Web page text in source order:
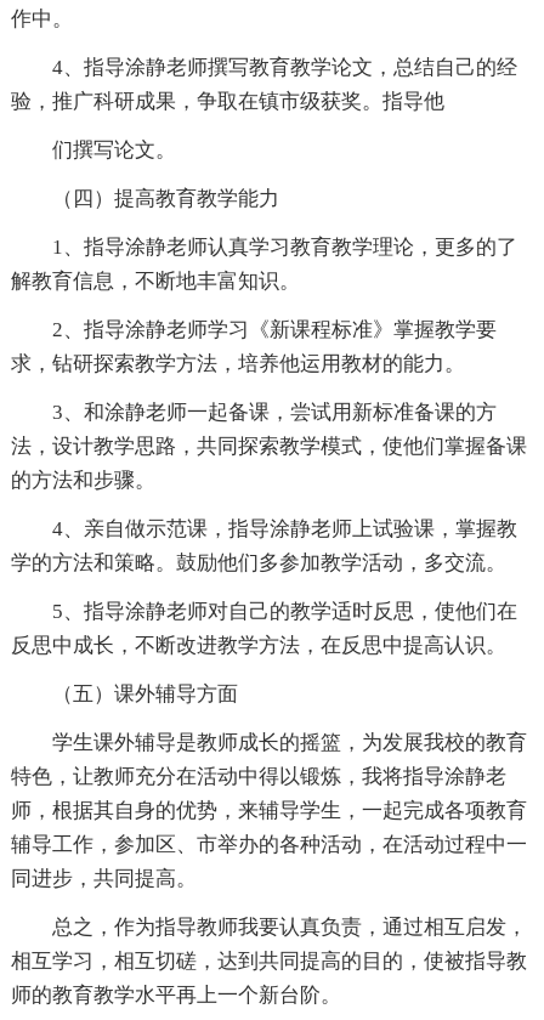
作中。
4、指导涂静老师撰写教育教学论文，总结自己的经
验，推广科研成果，争取在镇市级获奖。指导他
们撰写论文。
（四）提高教育教学能力
1、指导涂静老师认真学习教育教学理论，更多的了
解教育信息，不断地丰富知识。
2、指导涂静老师学习《新课程标准》掌握教学要
求，钻研探索教学方法，培养他运用教材的能力。
3、和涂静老师一起备课，尝试用新标准备课的方
法，设计教学思路，共同探索教学模式，使他们掌握备课
的方法和步骤。
4、亲自做示范课，指导涂静老师上试验课，掌握教
学的方法和策略。鼓励他们多参加教学活动，多交流。
5、指导涂静老师对自己的教学适时反思，使他们在
反思中成长，不断改进教学方法，在反思中提高认识。
（五）课外辅导方面
学生课外辅导是教师成长的摇篮，为发展我校的教育
特色，让教师充分在活动中得以锻炼，我将指导涂静老
师，根据其自身的优势，来辅导学生，一起完成各项教育
辅导工作，参加区、市举办的各种活动，在活动过程中一
同进步，共同提高。
总之，作为指导教师我要认真负责，通过相互启发，
相互学习，相互切磋，达到共同提高的目的，使被指导教
师的教育教学水平再上一个新台阶。